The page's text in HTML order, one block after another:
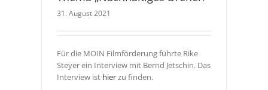
31. August 2021
Für die MOIN Filmförderung führte Rike
Steyer ein Interview mit Bernd Jetschin. Das
Interview ist hierzu finden.